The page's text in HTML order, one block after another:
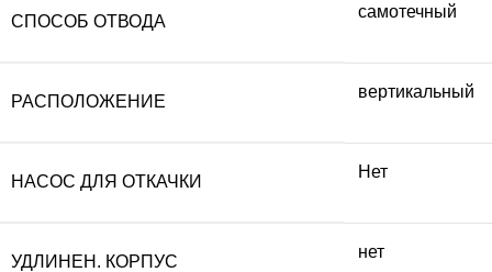
СПОСОБ ОТВОДА
самотечный
РАСПОЛОЖЕНИЕ
вертикальный
НАСОС ДЛЯ ОТКАЧКИ
Нет
УДЛИНЕН. КОРПУС
нет